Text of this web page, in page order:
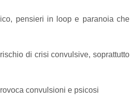
pensieri in loop e paranoia che
di crisi convulsive, soprattutto
convulsioni e psicosi